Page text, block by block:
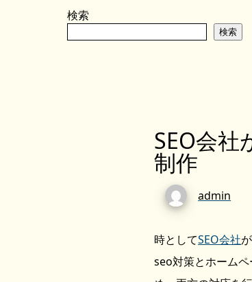
検索
検索
SEO会社
制作
admin
時としてSEO会社
seo対策とホーム